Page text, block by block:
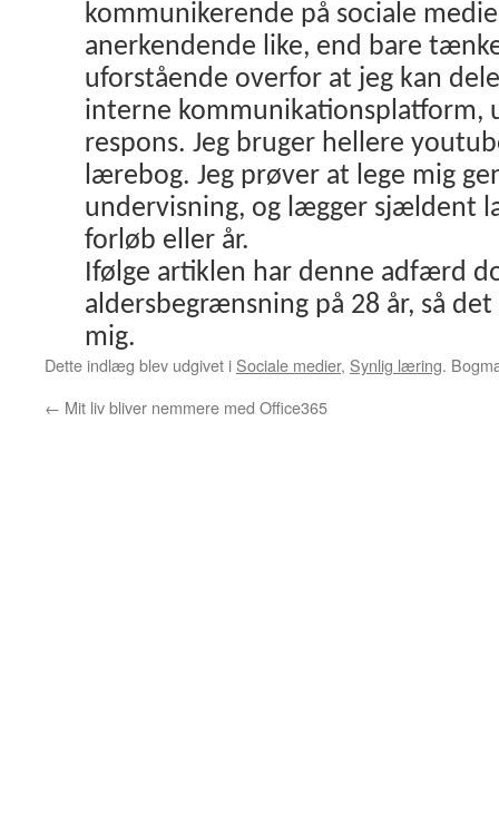
kommunikerende på sociale
anerkendende like, end bare
uforstående overfor at jeg kan
interne kommunikationsplatform,
respons. Jeg bruger hellere
lærebog. Jeg prøver at lege mig
undervisning, og lægger sjældent
forløb eller år.
Ifølge artiklen har denne adfærd
aldersbegrænsning på 28 år, så
mig.
Dette indlæg blev udgivet i Sociale medier, Synlig læring.
← Mit liv bliver nemmere med Office365